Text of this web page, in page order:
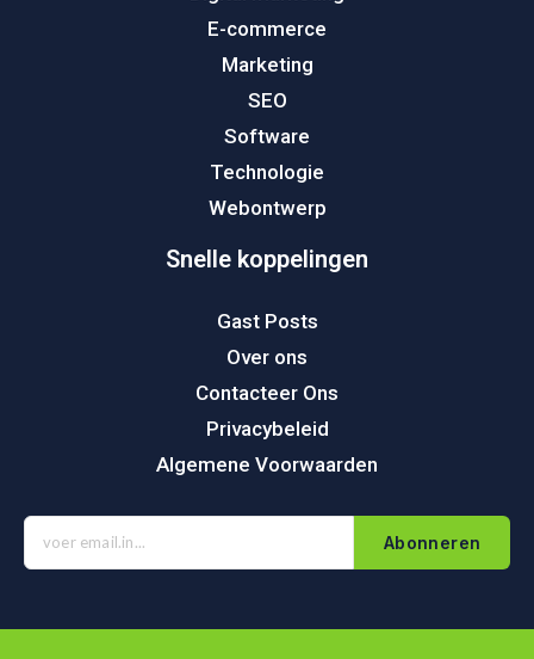
E-commerce
Marketing
SEO
Software
Technologie
Webontwerp
Snelle koppelingen
Gast Posts
Over ons
Contacteer Ons
Privacybeleid
Algemene Voorwaarden
Abonneren